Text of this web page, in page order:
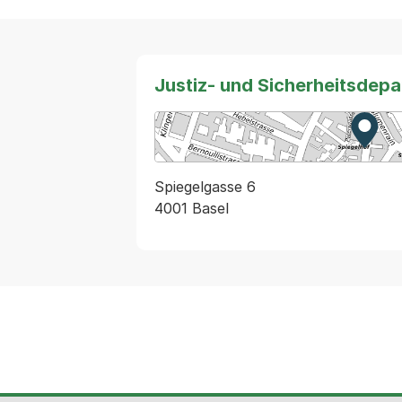
Justiz- und
Zur
Spiegelgasse 6
4001 Basel